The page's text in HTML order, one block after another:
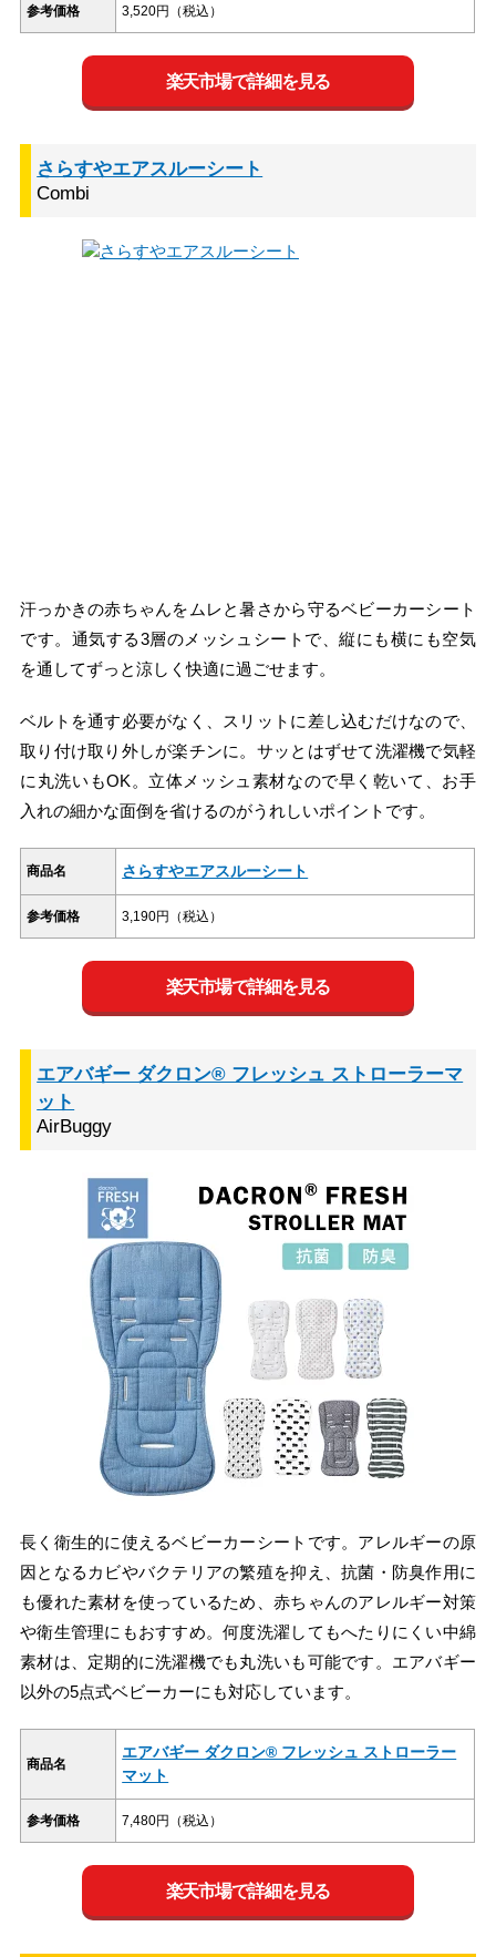
参考価格 3,520円（税込）
楽天市場で詳細を見る
さらすやエアスルーシート
Combi
汗っかきの赤ちゃんをムレと暑さから守るベビーカーシート
です。通気する3層のメッシュシートで、縦にも横にも空気
を通してずっと涼しく快適に過ごせます。
ベルトを通す必要がなく、スリットに差し込むだけなので、
取り付け取り外しが楽チンに。サッとはずせて洗濯機で気軽
に丸洗いもOK。立体メッシュ素材なので早く乾いて、お手
入れの細かな面倒を省けるのがうれしいポイントです。
商品名 さらすやエアスルーシート
参考価格 3,190円（税込）
楽天市場で詳細を見る
エアバギー ダクロン® フレッシュ ストローラーマ
ット
AirBuggy
長く衛生的に使えるベビーカーシートです。アレルギーの原
因となるカビやバクテリアの繁殖を抑え、抗菌・防臭作用に
も優れた素材を使っているため、赤ちゃんのアレルギー対策
や衛生管理にもおすすめ。何度洗濯してもへたりにくい中綿
素材は、定期的に洗濯機でも丸洗いも可能です。エアバギー
以外の5点式ベビーカーにも対応しています。
商品名
エアバギー ダクロン® フレッシュ ストローラー
マット
参考価格 7,480円（税込）
楽天市場で詳細を見る